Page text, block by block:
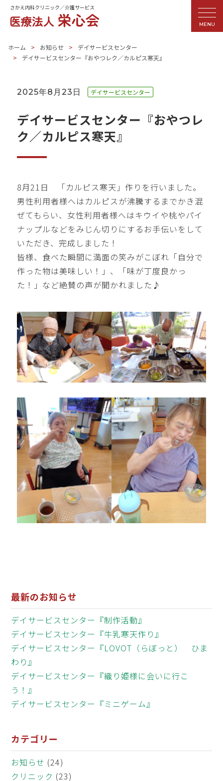
MENU
さかえ内科クリニック／介護サービス
ホーム お知らせ
デイサービスセンター
デイサービスセンター『おやつレク／カルピス寒天』
2025年8月23日 デイサービスセンター
デイサービスセンター『おやつレ
ク／カルピス寒天』
8月21日 「カルピス寒天」作りを行いました。
男性利用者様へはカルピスが沸騰するまでかき混
ぜてもらい、女性利用者様へはキウイや桃やパイ
ナップルなどをみじん切りにするお手伝いをして
いただき、完成しました！
皆様、食べた瞬間に満面の笑みがこぼれ「自分で
作った物は美味しい！」、「味が丁度良かっ
た！」など絶賛の声が聞かれました♪
最新のお知らせ
デイサービスセンター『制作活動』
デイサービスセンター『牛乳寒天作り』
デイサービスセンター『LOVOT（らぼっと） ひま
わり』
デイサービスセンター『織り姫様に会いに行こ
う！』
デイサービスセンター『ミニゲーム』
カテゴリー
お知らせ (24)
クリニック (23)